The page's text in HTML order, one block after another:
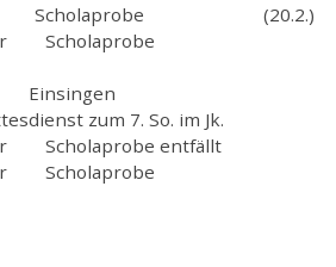
Uhr Scholaprobe (20.2.)
Uhr Scholaprobe
Einsingen
zum 7. So. im Jk.
Scholaprobe entfällt
Uhr Scholaprobe